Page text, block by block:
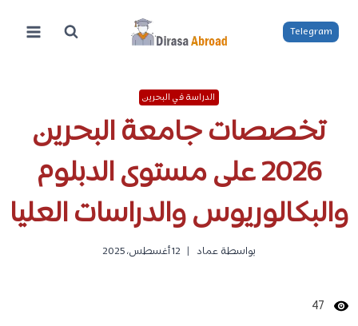
المحتوى
Telegram
الدراسة في البحرين
تخصصات جامعة البحرين
2026 على مستوى الدبلوم
والبكالوريوس والدراسات العليا
بواسطة عماد 12 أغسطس، 2025
47